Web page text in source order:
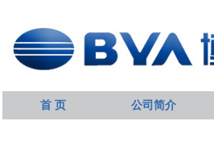
首 页 公司简介